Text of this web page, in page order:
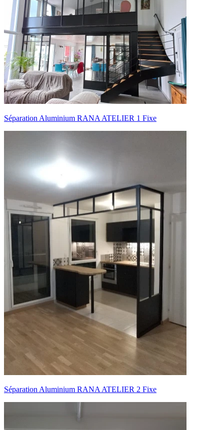
Séparation Aluminium RANA ATELIER 1 Fixe
Séparation Aluminium RANA ATELIER 2 Fixe